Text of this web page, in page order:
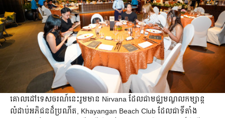
គោលដៅទេសចរណ៍នេះរួមមាន Nirvana ដែលជាមជ្ឈមណ្ឌលកម្សាន្ត
លំដាប់អភិជនដ៏ប្រណីត, Khayangan Beach Club ដែលជាទីតាំង